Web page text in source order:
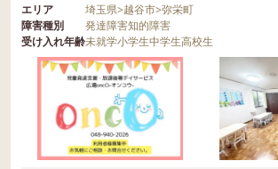
エリア 埼玉県>越谷市>弥栄町
障害種別
発達障害知的障害
受け入れ年齢未就学小学生中学生高校生